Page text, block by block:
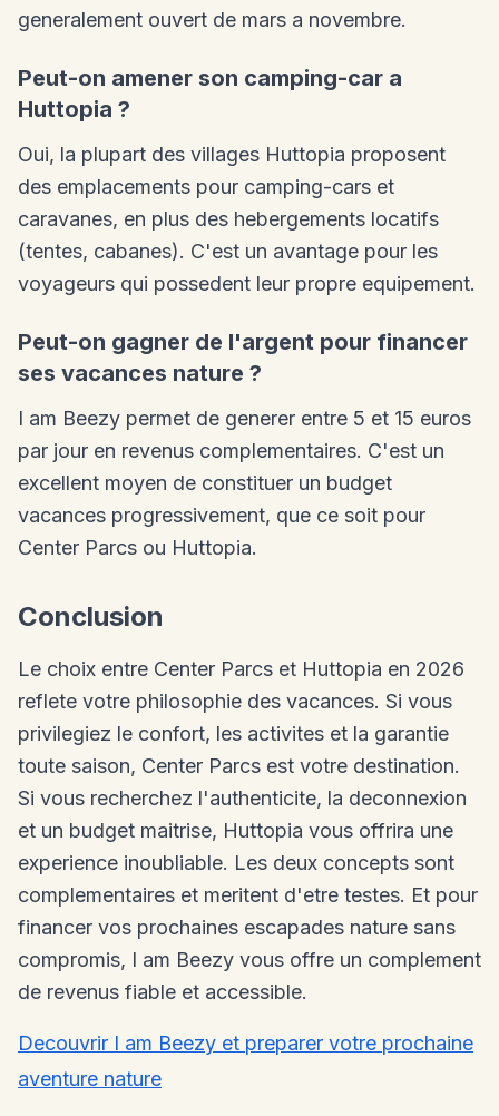
generalement ouvert de mars a novembre.
Peut-on amener son camping-car a
Huttopia ?
Oui, la plupart des villages Huttopia proposent
des emplacements pour camping-cars et
caravanes, en plus des hebergements locatifs
(tentes, cabanes). C'est un avantage pour les
voyageurs qui possedent leur propre equipement.
Peut-on gagner de l'argent pour financer
ses vacances nature ?
I am Beezy permet de generer entre 5 et 15 euros
par jour en revenus complementaires. C'est un
excellent moyen de constituer un budget
vacances progressivement, que ce soit pour
Center Parcs ou Huttopia.
Conclusion
Le choix entre Center Parcs et Huttopia en 2026
reflete votre philosophie des vacances. Si vous
privilegiez le confort, les activites et la garantie
toute saison, Center Parcs est votre destination.
Si vous recherchez l'authenticite, la deconnexion
et un budget maitrise, Huttopia vous offrira une
experience inoubliable. Les deux concepts sont
complementaires et meritent d'etre testes. Et pour
financer vos prochaines escapades nature sans
compromis, I am Beezy vous offre un complement
de revenus fiable et accessible.
Decouvrir I am Beezy et preparer votre prochaine
aventure nature